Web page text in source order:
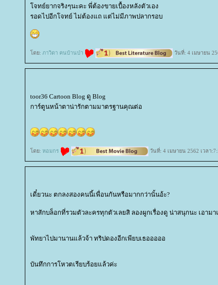
จทย์ยากจริงๆนะคะ พี่ต้องขายเบื้องหลังตัวเอง
รอดไปอีกโจทย์ ไม่ต้องแถ แต่ไม่มีภาพปลากรอบ
ดย: ภาวิดา คนบ้านป่า วันที่: 4 เมษายน
toor36 Cartoon Blog ดู Blog
การ์ตูนหน้าตาน่ารักตามมาตรฐานคุณต่อ
ดย: หอมกร วันที่: 4 เมษายน 2562 เวลา
เดี๋ยวนะ ตกลงสองคนนี้เพื่อนกันหรือมากกว่านั้นอ้ะ?
หาสักบล็อกที่รวมตัวละครทุกตัวเลยสิ ลองผูกเรื่องดู น่าสนุกนะ เอามา
พัทยาไปมานานแล้วจ้า ทริปดองอีกเพียบเธอออออ
บันทึกการโหวตเรียบร้อยแล้วค่ะ